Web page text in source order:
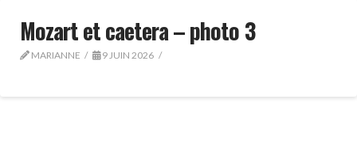
Mozart et caetera – photo 3
MARIANNE 9 JUIN 2026